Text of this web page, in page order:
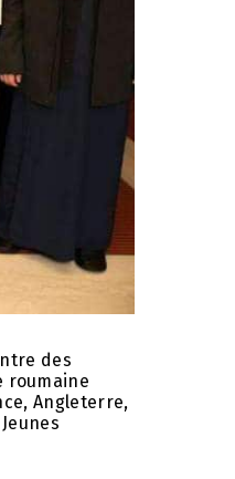
des
roumaine
Angleterre,